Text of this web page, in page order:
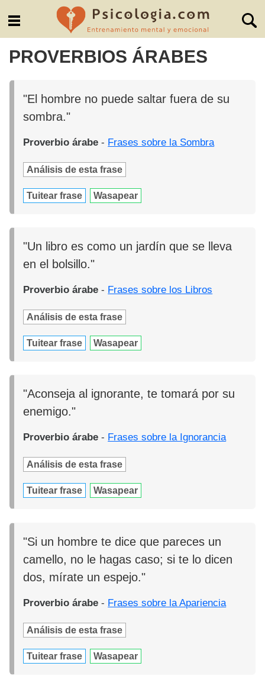
PROVERBIOS ÁRABES
"El hombre no puede saltar fuera de su
sombra."
Proverbio árabe - Frases sobre la Sombra
Análisis de esta frase
Tuitear frase Wasapear
"Un libro es como un jardín que se lleva
en el bolsillo."
Proverbio árabe - Frases sobre los Libros
Análisis de esta frase
Tuitear frase Wasapear
"Aconseja al ignorante, te tomará por su
enemigo."
Proverbio árabe - Frases sobre la Ignorancia
Análisis de esta frase
Tuitear frase Wasapear
"Si un hombre te dice que pareces un
camello, no le hagas caso; si te lo dicen
dos, mírate un espejo."
Proverbio árabe - Frases sobre la Apariencia
Análisis de esta frase
Tuitear frase Wasapear